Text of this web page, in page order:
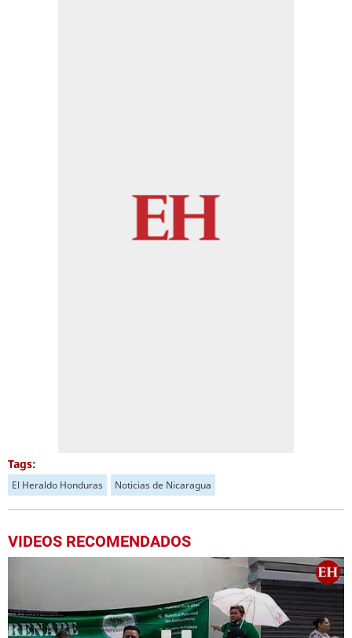
Tags:
El Heraldo Honduras Noticias de Nicaragua
VIDEOS RECOMENDADOS